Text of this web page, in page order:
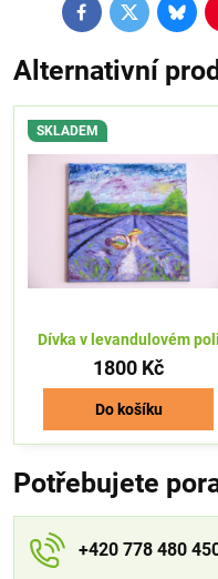
FacebookTwitter
Alternativní
SKLADEM
Dívka v levandulovém poli
1800 Kč
Do košíku
Potřebujete
+420 778 480